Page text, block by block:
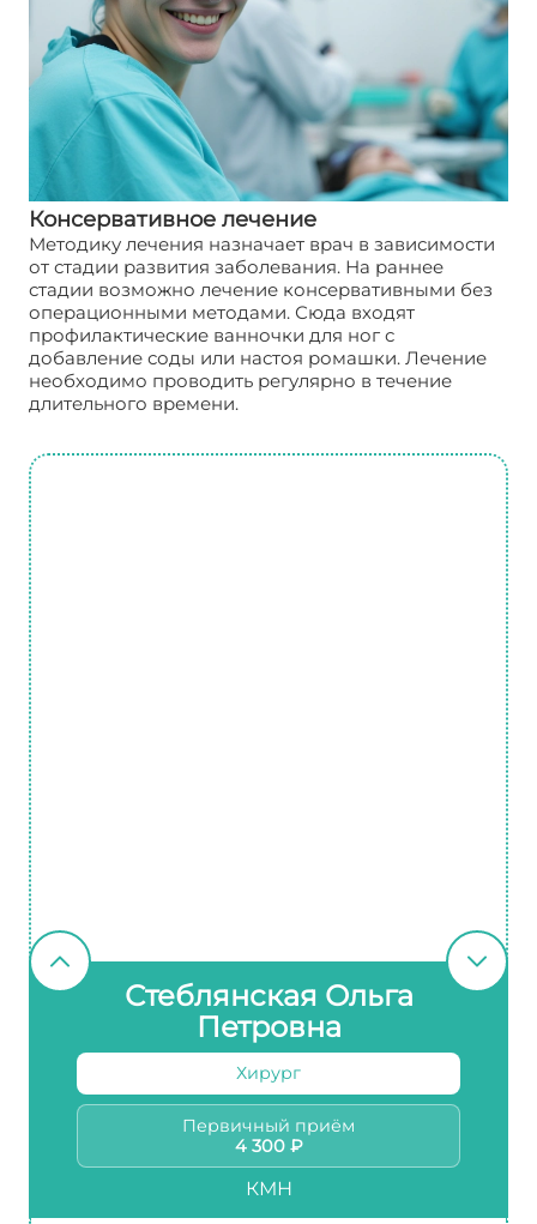
Консервативное лечение
Методику лечения назначает врач в зависимости
от стадии развития заболевания. На раннее
стадии возможно лечение консервативными без
операционными методами. Сюда входят
профилактические ванночки для ног с
добавление соды или настоя ромашки. Лечение
необходимо проводить регулярно в течение
длительного времени.
Стеблянская Ольга
Петровна
Хирург
Первичный приём
4 300 ₽
КМН